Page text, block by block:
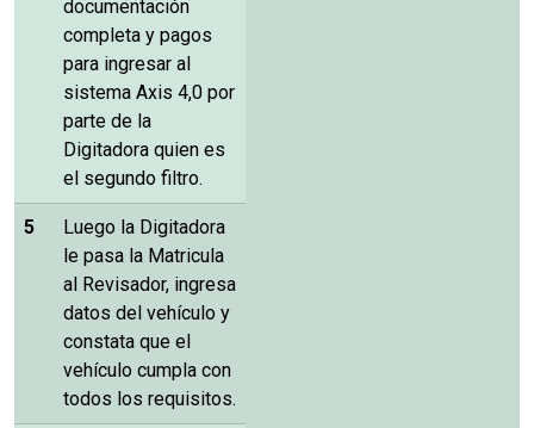
documentación
completa y pagos
para ingresar al
sistema Axis 4,0 por
parte de la
Digitadora quien es
el segundo filtro.
5
Luego la Digitadora
le pasa la Matricula
al Revisador, ingresa
datos del vehículo y
constata que el
vehículo cumpla con
todos los requisitos.